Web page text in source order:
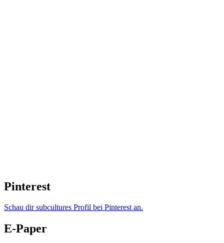
Pinterest
Schau dir subcultures Profil bei Pinterest an.
E-Paper